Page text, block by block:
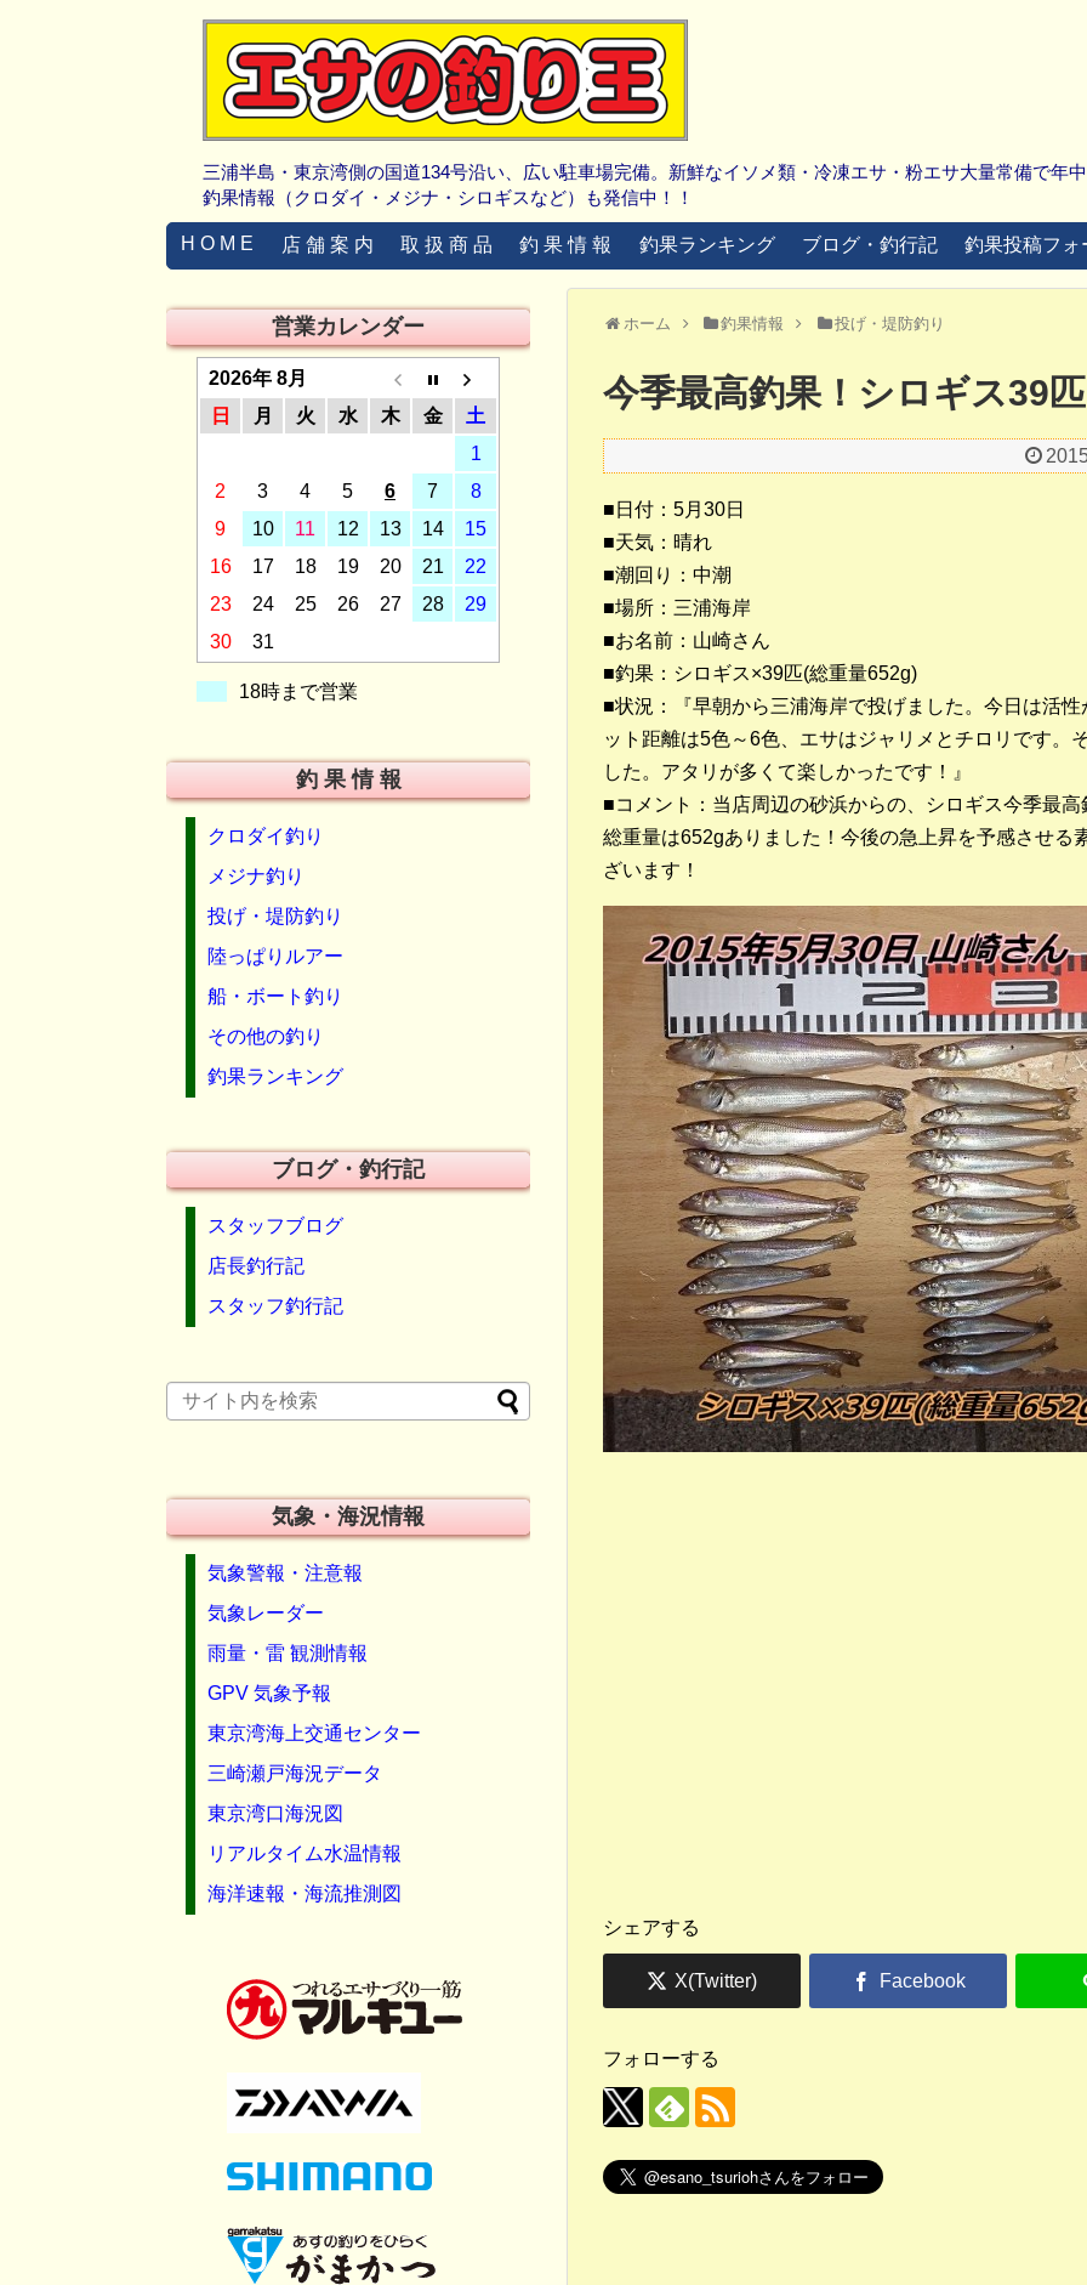
三浦半島・東京湾側の国道134号沿い、広い駐車場完備。新鮮なイソメ類・冷凍エサ・粉エサ大量常備で年
釣果情報（クロダイ・メジナ・シロギスなど）も発信中！！
H O M E 店 舗 案 内 取 扱 商 品 釣 果 情 報 釣果ランキング ブログ・釣行記 釣果投稿フォ
ホーム 釣果情報 投げ・堤防釣り
今季最高釣果！シロギス39
■日付：5月30日
■天気：晴れ
■潮回り：中潮
■場所：三浦海岸
■お名前：山崎さん
■釣果：シロギス×39匹(総重量652g)
■状況：『早朝から三浦海岸で投げました。今日は活
ット距離は5色～6色、エサはジャリメとチロリです。
した。アタリが多くて楽しかったです！』
■コメント：当店周辺の砂浜からの、シロギス今季最
総重量は652gありました！今後の急上昇を予感させる
ざいます！
シェアする
フォローする
営業カレンダー
2026年 8月
日
月 火 水 木 金
土
1
2
3 4 5 6 7
8
9
10 11 12 13 14
15
16
17 18 19 20 21
22
23
24 25 26 27 28
29
30
31
18時まで営業
釣 果 情 報
クロダイ釣り
メジナ釣り
投げ・堤防釣り
陸っぱりルアー
船・ボート釣り
その他の釣り
釣果ランキング
ブログ・釣行記
スタッフブログ
店長釣行記
スタッフ釣行記
気象・海況情報
気象警報・注意報
気象レーダー
雨量・雷 観測情報
GPV 気象予報
東京湾海上交通センター
三崎瀬戸海況データ
東京湾口海況図
リアルタイム水温情報
海洋速報・海流推測図